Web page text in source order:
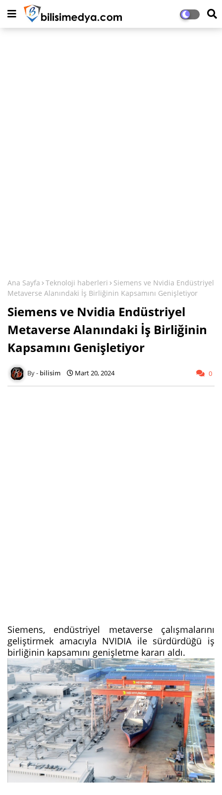
Ana Sayfa Teknoloji haberleri
Siemens ve Nvidia Endüstriyel
Metaverse Alanındaki İş Birliğinin Kapsamını Genişletiyor
Siemens ve Nvidia Endüstriyel
Metaverse Alanındaki İş Birliğinin
Kapsamını Genişletiyor
bilisim Mart 20, 2024 0
Siemens, endüstriyel metaverse çalışmalarını
geliştirmek amacıyla NVIDIA ile sürdürdüğü iş
birliğinin kapsamını genişletme kararı aldı.